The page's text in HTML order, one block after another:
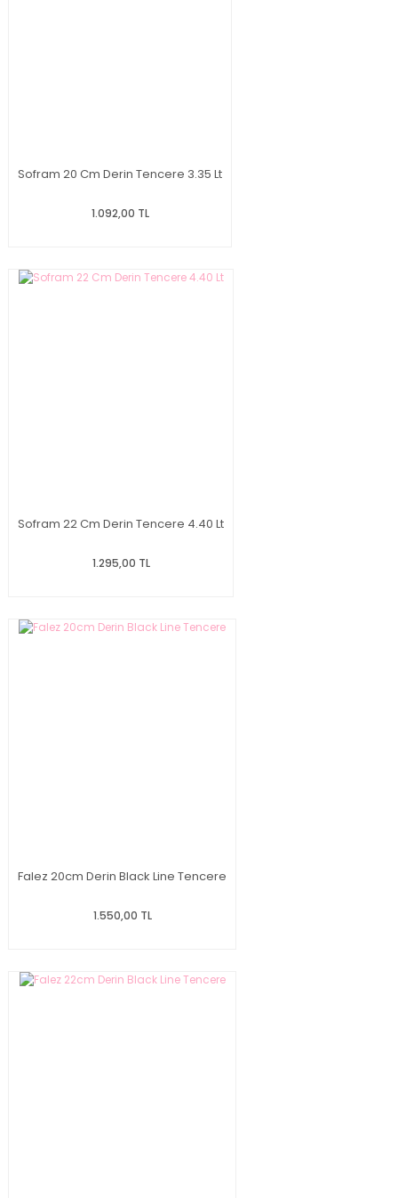
Sofram 20 Cm Derin Tencere 3.35 Lt
1.092,00 TL
Sofram 22 Cm Derin Tencere 4.40 Lt
1.295,00 TL
Falez 20cm Derin Black Line Tencere
1.550,00 TL